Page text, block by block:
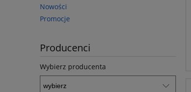
Nowości
Promocje
Producenci
Wybierz producenta